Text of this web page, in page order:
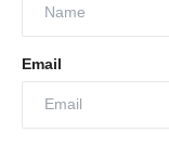
Email